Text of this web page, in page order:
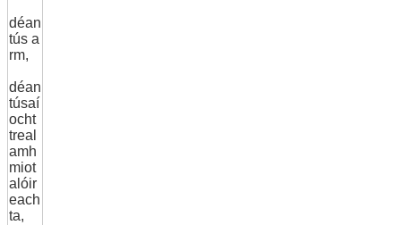
déan
tús a
rm,
déan
túsaí
ocht
treal
amh
miot
alóir
each
ta,